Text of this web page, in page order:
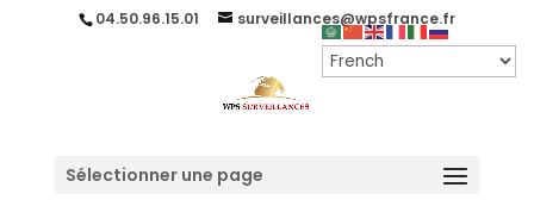
04.50.96.15.01 surveillances@wpsfrance.fr
Sélectionner une page